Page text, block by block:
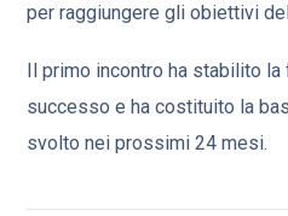
per raggiungere gli obiettivi
Il primo incontro ha stabilito
successo e ha costituito la
svolto nei prossimi 24 mesi.